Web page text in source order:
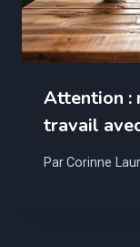
Attention :
travail
ParCorinne